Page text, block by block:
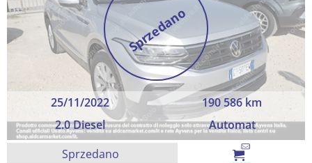
Sprzedano
25/11/2022
190 586 km
2.0 Diesel
Automat
Sprzedano